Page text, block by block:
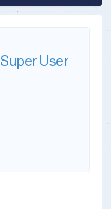
Super User